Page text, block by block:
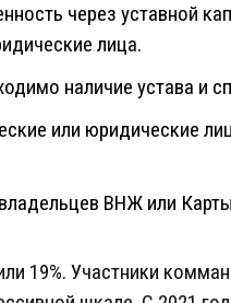
через уставной
лица.
наличие устава и
или юридические
ВНЖ или
19%. Участники